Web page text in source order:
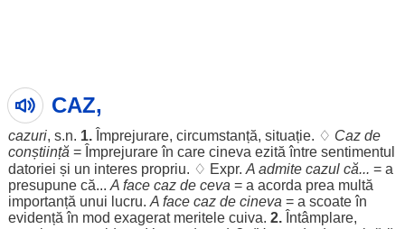
CAZ,
cazuri, s.n. 1. Împrejurare, circumstanță, situație. ♢ Cazde
conștiință = Împrejurareîn care cineva ezită între sentimentul
datoriei și un interes propriu. ♢ Expr. A admite cazulcă... = a
presupunecă... A face cazde ceva = a acorda prea multă
importanță unui lucru. A face cazde cineva = a scoateîn
evidență în mod exagerat meritelecuiva. 2. Întâmplare,